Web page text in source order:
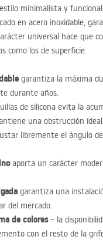
estilo minimalista y
en acero inoxidable,
universal hace
como los de superficie.
garantiza la máxima
durante años.
de silicona evita la
una obstrucción
libremente el ángulo
aporta un carácter
garantiza una
del mercado.
de colores– la
con el resto de la